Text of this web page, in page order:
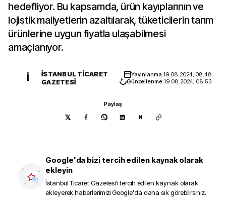
hedefliyor. Bu kapsamda, ürün kayıplarının ve
lojistik maliyetlerin azaltılarak, tüketicilerin tarım
ürünlerine uygun fiyatla ulaşabilmesi
amaçlanıyor.
İ
İSTANBUL TICARET
GAZETESI
Yayınlanma 19.08.2024, 08:48
Güncellenme 19.08.2024, 08:53
Paylaş
N
Google'da bizi tercih edilen kaynak olarak
ekleyin
İstanbul Ticaret Gazetesi'i tercih edilen kaynak olarak
ekleyerek haberlerimizi Google'da daha sık görebilirsiniz.